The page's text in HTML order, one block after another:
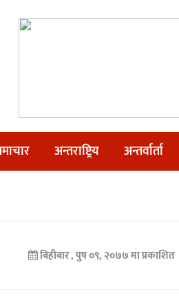
अन्तराष्ट्रिय अन्तर्वार्ता
बिहीबार , पुष ०९, २०७७ मा प्रकाशित